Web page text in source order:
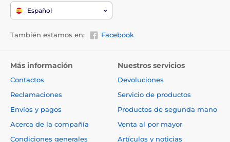
Español
También estamos en: Facebook
Más información
Contactos
Reclamaciones
Envíos y pagos
Acerca de la compañía
Condiciones generales
Nuestros servicios
Devoluciones
Servicio de productos
Productos de segunda mano
Venta al por mayor
Artículos y noticias